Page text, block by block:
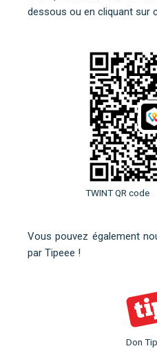
dessous ou en cliquant sur
TWINT QR code
Vous pouvez également
par Tipeee !
Don